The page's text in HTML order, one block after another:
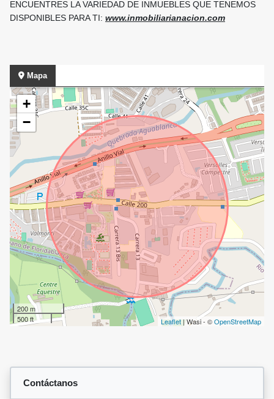
ENCUENTRES LA VARIEDAD DE INMUEBLES QUE TENEMOS
DISPONIBLES PARA TI: www.inmobiliarianacion.com
Mapa
+
−
200 m
500 ft
Leaflet | Wasi - ©OpenStreetMap
Contáctanos